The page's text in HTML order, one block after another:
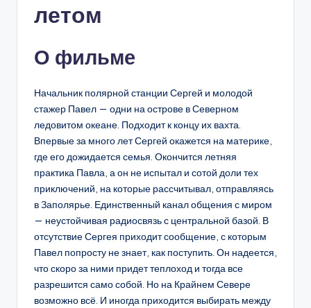
летом
О фильме
Начальник полярной станции Сергей и молодой
стажер Павел — одни на острове в Северном
ледовитом океане. Подходит к концу их вахта.
Впервые за много лет Сергей окажется на материке,
где его дожидается семья. Окончится летняя
практика Павла, а он не испытал и сотой доли тех
приключений, на которые рассчитывал, отправляясь
в Заполярье. Единственный канал общения с миром
— неустойчивая радиосвязь с центральной базой. В
отсутствие Сергея приходит сообщение, с которым
Павел попросту не знает, как поступить. Он надеется,
что скоро за ними придет теплоход и тогда все
разрешится само собой. Но на Крайнем Севере
возможно всё. И иногда приходится выбирать между